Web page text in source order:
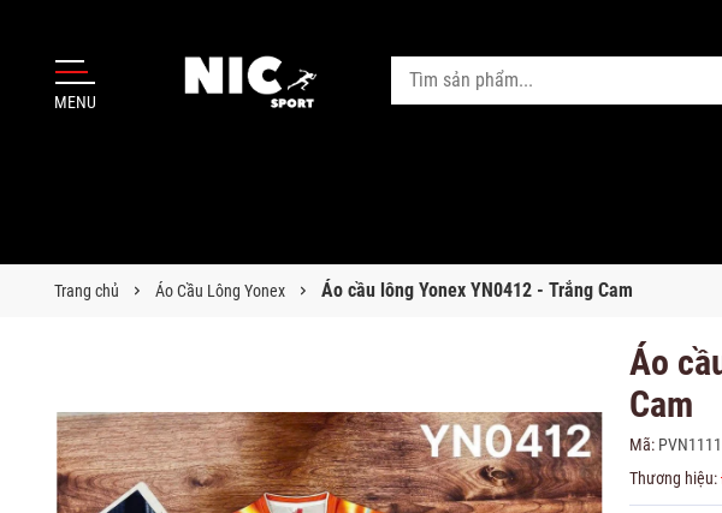
MENU
Trang chủ Áo Cầu Lông Yonex Áo cầu lông Yonex YN0412 - Trắng Cam
Áo
Cam
Mã:
Thương hiệu: